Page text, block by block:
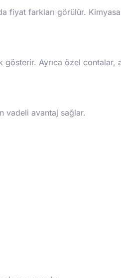
farkları görülür. Kimyasal
Ayrıca özel contalar,
vadeli avantaj sağlar.